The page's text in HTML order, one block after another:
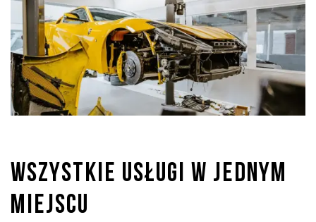
WSZYSTKIE USŁUGI W JEDNYM
MIEJSCU